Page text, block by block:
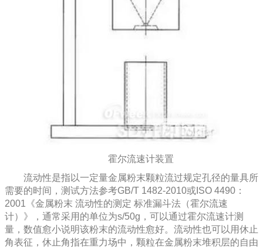
霍尔流速计装置
流动性是指以一定量金属粉末颗粒流过规定孔径的量具所
需要的时间，测试方法参考GB/T 1482-2010或ISO 4490：
2001《金属粉末 流动性的测定 标准漏斗法（霍尔流速
计）》，通常采用的单位为s/50g，可以通过霍尔流速计测
量，数值愈小说明该粉末的流动性愈好。流动性也可以用休止
角表征，休止角指在重力场中，颗粒在金属粉末堆积层的自由